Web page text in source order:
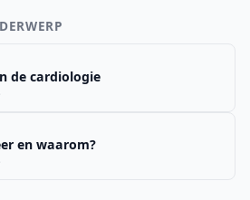
de cardiologie
en waarom?